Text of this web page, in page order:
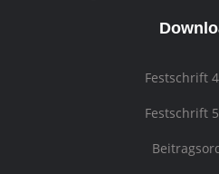
Festschrift
Festschrift